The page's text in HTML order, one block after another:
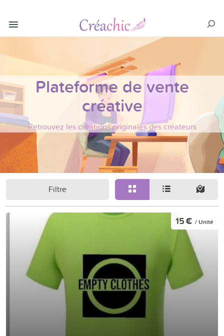
Plateforme de vente
créative
Retrouvez les créations originales des créateurs
Filtre
15 € / Unité